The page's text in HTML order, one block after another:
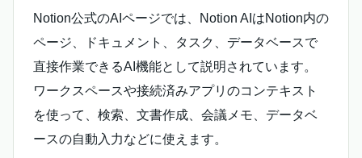
Notion公式のAIページでは、Notion AIはNotion内の
ページ、ドキュメント、タスク、データベースで
直接作業できるAI機能として説明されています。
ワークスペースや接続済みアプリのコンテキスト
を使って、検索、文書作成、会議メモ、データベ
ースの自動入力などに使えます。